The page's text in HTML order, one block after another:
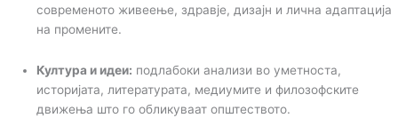
современото живеење, здравје, дизајн и лична адаптација
на промените.
Култура и идеи: подлабоки анализи во уметноста,
историјата, литературата, медиумите и филозофските
движења што го обликуваат општеството.